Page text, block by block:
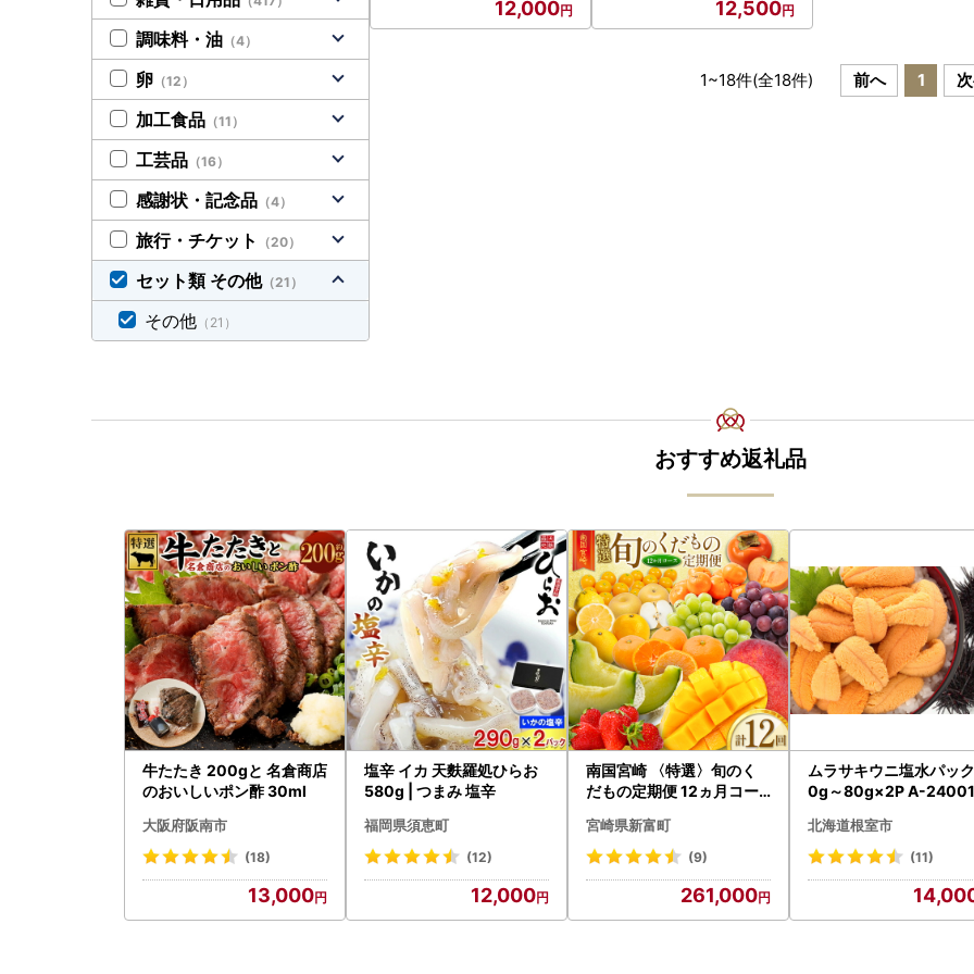
12,000 12,500
1~18件(全18件) 前へ 1
調味料・油 （4）
卵 （12）
加工食品 （11）
工芸品 （16）
感謝状・記念品 （4）
旅行・チケット （20）
セット類 その他（21）
その他 （21）
おすすめ返礼品
牛たたき 200gと 名倉商店
のおいしいポン酢 30ml
大阪府阪南市
(18)
13,000
塩辛 イカ 天麩羅処ひらお
580g | つまみ 塩辛
福岡県須恵町
(12)
12,000
南国宮崎 〈特選〉旬のく
だもの定期便 12ヵ月コー
宮崎県新富町
(9)
261,000
ムラサキウニ塩水パッ
0g～80g×2P A-24001
北海道根室市
(11)